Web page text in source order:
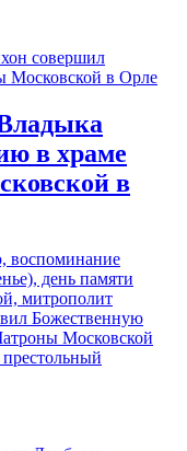
в храме
в
воспоминание
день памяти
митрополит
Божественную
Московской